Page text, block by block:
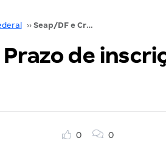
›› Seap/DF e Cref-4: Prazo de inscrições aberto!
de
0 0